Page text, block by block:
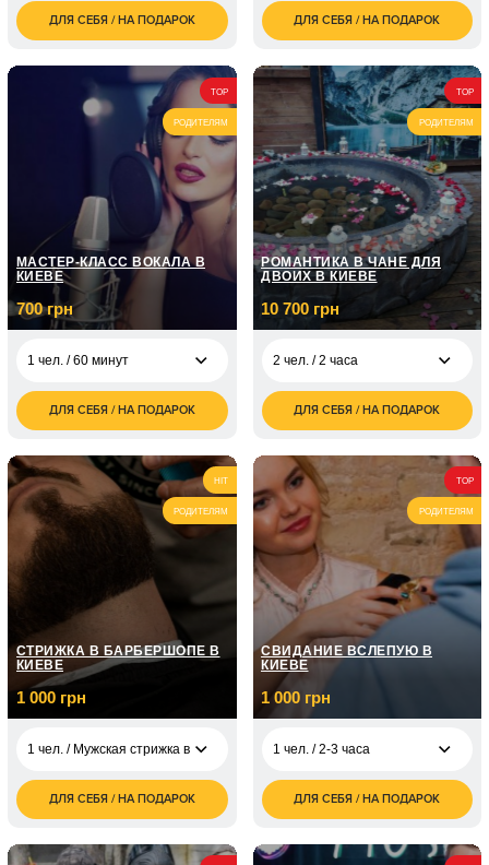
3 500
грн
2 чел. / 2 суток
7 000
грн
ДЛЯ СЕБЯ / НА ПОДАРОК
1 400
грн
ДЛЯ СЕБЯ / НА ПОДАРОК
TOP
РОДИТЕЛЯМ
МАСТЕР-КЛАСС ВОКАЛА В
КИЕВЕ
700 грн
1 чел. / 60 минут
грн
1 чел. / Курс вокала /
8 занятий по 1 часу
5 050
грн
1 чел. / Курс вокала /
12 занятий по 1 часу
7 150
ДЛЯ СЕБЯ / НА ПОДАРОК
TOP
РОДИТЕЛЯМ
РОМАНТИКА В ЧАНЕ ДЛЯ
ДВОИХ В КИЕВЕ
10 700 грн
2 чел. / 2 часа
10 700
грн
ДЛЯ СЕБЯ / НА ПОДАРОК
HIT
РОДИТЕЛЯМ
СТРИЖКА В БАРБЕРШОПЕ В
КИЕВЕ
1 000 грн
1 чел. / Мужская стрижка в Киеве/ До 1 часа
1 чел. / Мужская
стрижка в Киеве/ До
1 000
ДЛЯ СЕБЯ / НА ПОДАРОК
TOP
РОДИТЕЛЯМ
СВИДАНИЕ ВСЛЕПУЮ В
КИЕВЕ
1 000 грн
1 чел. / 2-3 часа
1 000
грн
ДЛЯ СЕБЯ / НА ПОДАРОК